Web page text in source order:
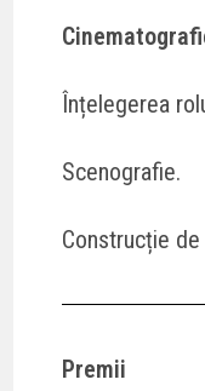
Înțelegerea
Scenografie.
Construcție
Premii